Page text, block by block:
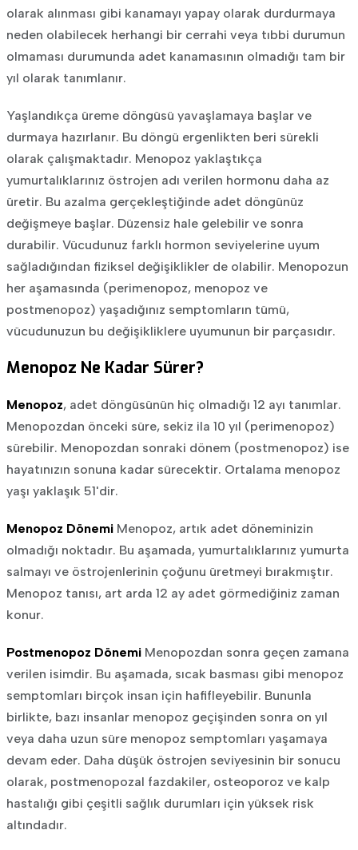
olarak alınması gibi kanamayı yapay olarak durdurmaya
neden olabilecek herhangi bir cerrahi veya tıbbi durumun
olmaması durumunda adet kanamasının olmadığı tam bir
yıl olarak tanımlanır.
Yaşlandıkça üreme döngüsü yavaşlamaya başlar ve
durmaya hazırlanır. Bu döngü ergenlikten beri sürekli
olarak çalışmaktadır. Menopoz yaklaştıkça
yumurtalıklarınız östrojen adı verilen hormonu daha az
üretir. Bu azalma gerçekleştiğinde adet döngünüz
değişmeye başlar. Düzensiz hale gelebilir ve sonra
durabilir. Vücudunuz farklı hormon seviyelerine uyum
sağladığından fiziksel değişiklikler de olabilir. Menopozun
her aşamasında (perimenopoz, menopoz ve
postmenopoz) yaşadığınız semptomların tümü,
vücudunuzun bu değişikliklere uyumunun bir parçasıdır.
Menopoz Ne Kadar Sürer?
Menopoz, adet döngüsünün hiç olmadığı 12 ayı tanımlar.
Menopozdan önceki süre, sekiz ila 10 yıl (perimenopoz)
sürebilir. Menopozdan sonraki dönem (postmenopoz) ise
hayatınızın sonuna kadar sürecektir. Ortalama menopoz
yaşı yaklaşık 51'dir.
Menopoz DönemiMenopoz, artık adet döneminizin
olmadığı noktadır. Bu aşamada, yumurtalıklarınız yumurta
salmayı ve östrojenlerinin çoğunu üretmeyi bırakmıştır.
Menopoz tanısı, art arda 12 ay adet görmediğiniz zaman
konur.
Postmenopoz DönemiMenopozdan sonra geçen zamana
verilen isimdir. Bu aşamada, sıcak basması gibi menopoz
semptomları birçok insan için hafifleyebilir. Bununla
birlikte, bazı insanlar menopoz geçişinden sonra on yıl
veya daha uzun süre menopoz semptomları yaşamaya
devam eder. Daha düşük östrojen seviyesinin bir sonucu
olarak, postmenopozal fazdakiler, osteoporoz ve kalp
hastalığı gibi çeşitli sağlık durumları için yüksek risk
altındadır.